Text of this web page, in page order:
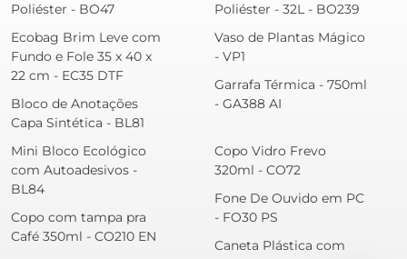
Poliéster - BO47
Ecobag Brim Leve com
Fundo e Fole 35 x 40 x
22 cm - EC35 DTF
Bloco de Anotações
Capa Sintética - BL81
Poliéster - 32L - BO239
Vaso de Plantas Mágico
- VP1
Garrafa Térmica - 750ml
- GA388 AI
Mini Bloco Ecológico
com Autoadesivos -
BL84
Copo com tampa pra
Café 350ml - CO210 EN
Copo Vidro Frevo
320ml - CO72
Fone De Ouvido em PC
- FO30 PS
Caneta Plástica com